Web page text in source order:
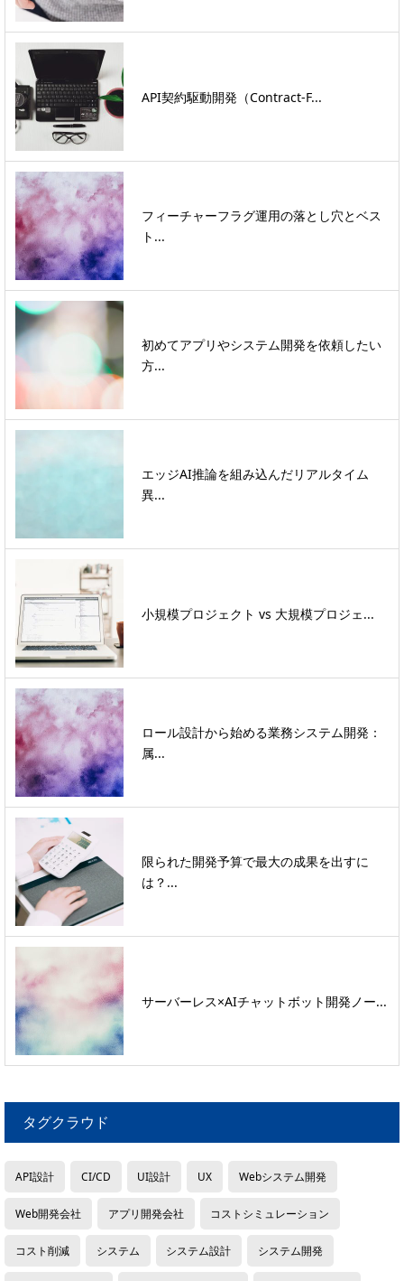
API契約駆動開発（Contract-F...
フィーチャーフラグ運用の落とし穴とベス
ト...
初めてアプリやシステム開発を依頼したい
方...
エッジAI推論を組み込んだリアルタイム
異...
小規模プロジェクト vs 大規模プロジェ...
ロール設計から始める業務システム開発：
属...
限られた開発予算で最大の成果を出すに
は？...
サーバーレス×AIチャットボット開発ノー...
タグクラウド
API設計 CI/CD UI設計 UX Webシステム開発
Web開発会社 アプリ開発会社 コストシミュレーション
コスト削減 システム システム設計 システム開発